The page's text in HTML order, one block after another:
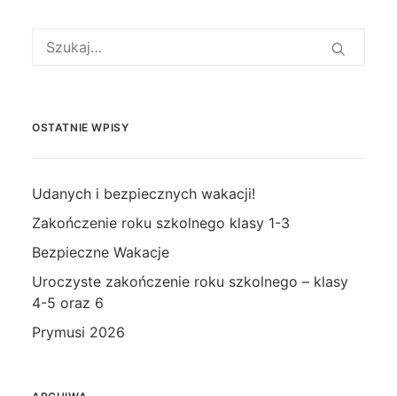
OSTATNIE WPISY
Udanych i bezpiecznych wakacji!
Zakończenie roku szkolnego klasy 1-3
Bezpieczne Wakacje
Uroczyste zakończenie roku szkolnego – klasy
4-5 oraz 6
Prymusi 2026